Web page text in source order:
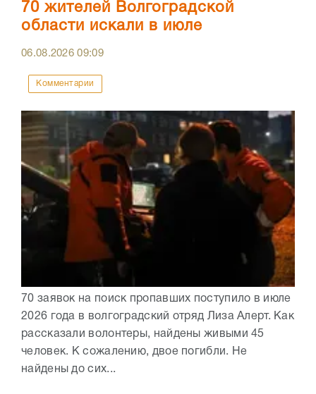
70 жителей Волгоградской
области искали в июле
06.08.202609:09
Комментарии
70 заявок на поиск пропавших поступило в июле
2026 года в волгоградский отряд Лиза Алерт. Как
рассказали волонтеры, найдены живыми 45
человек. К сожалению, двое погибли. Не
найдены до сих...